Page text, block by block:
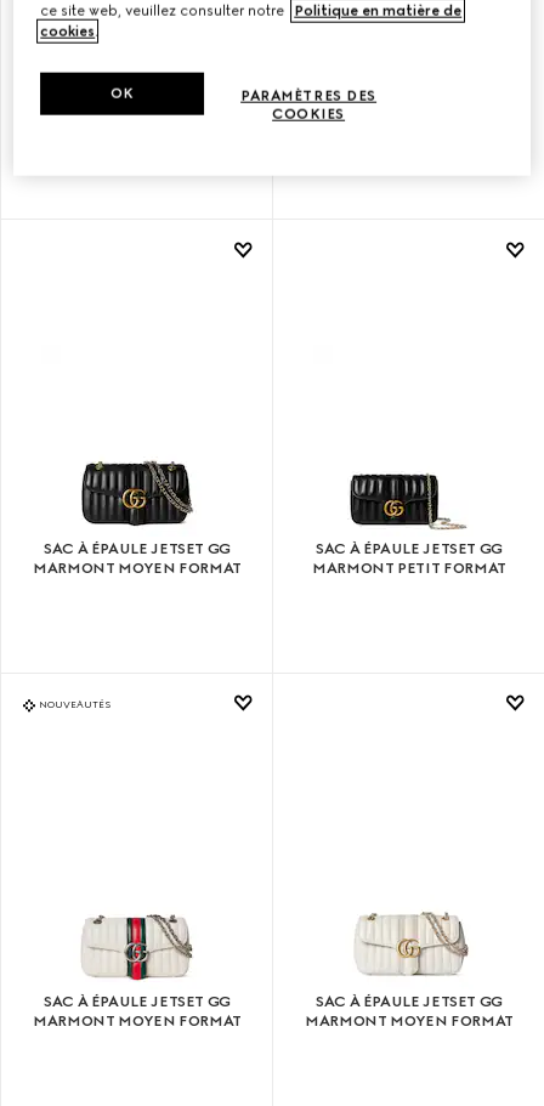
SAC À ÉPAULE JETSET GG
MARMONT PETIT FORMAT
SAC À ÉPAULE JETSET GG
MARMONT PETIT FORMAT
SAC À ÉPAULE JETSET GG
MARMONT MOYEN FORMAT
SAC À ÉPAULE JETSET GG
MARMONT PETIT FORMAT
NOUVEAUTÉS
SAC À ÉPAULE JETSET GG
MARMONT MOYEN FORMAT
SAC À ÉPAULE JETSET GG
MARMONT MOYEN FORMAT
ce site web, veuillez consulter notre
Politique en matière de
cookies.
PARAMÈTRES DES
COOKIES
OK